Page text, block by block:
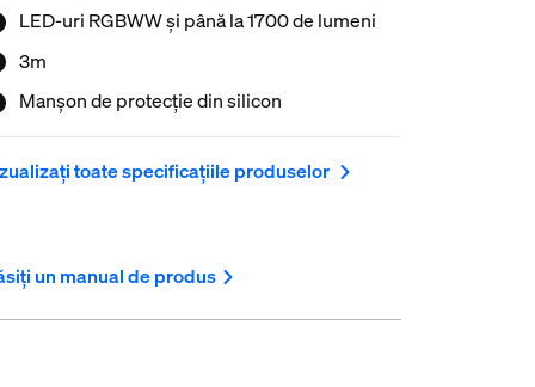
LED-uri RGBWW și până la 1700 de lumeni
3m
Manșon de protecție din silicon
toate specificațiile produselor
un manual de produs